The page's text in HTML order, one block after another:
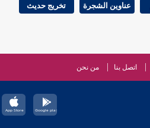
عناوين الشجرة تخريج حديث
اتصل بنا من نحن